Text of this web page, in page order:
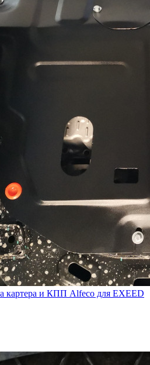
картера и КПП Alfeco для EXEED